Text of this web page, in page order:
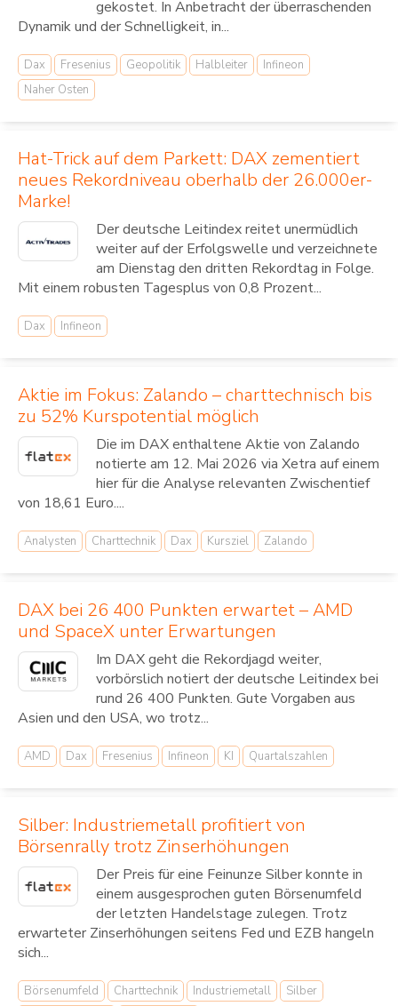
gekostet. In Anbetracht der überraschenden
Dynamik und der Schnelligkeit, in...
Dax Fresenius Geopolitik Halbleiter
Infineon
Naher Osten
Hat-Trick auf dem Parkett: DAX zementiert
neues Rekordniveau oberhalb der 26.000er-
Marke!
Der deutsche Leitindex reitet unermüdlich
weiter auf der Erfolgswelle und verzeichnete
am Dienstag den dritten Rekordtag in Folge.
Mit einem robusten Tagesplus von 0,8 Prozent...
Dax Infineon
Aktie im Fokus: Zalando – charttechnisch bis
zu 52% Kurspotential möglich
Die im DAX enthaltene Aktie von Zalando
notierte am 12. Mai 2026 via Xetra auf einem
hier für die Analyse relevanten Zwischentief
von 18,61 Euro....
Analysten Charttechnik Dax Kursziel Zalando
DAX bei 26 400 Punkten erwartet – AMD
und SpaceX unter Erwartungen
Im DAX geht die Rekordjagd weiter,
vorbörslich notiert der deutsche Leitindex bei
rund 26 400 Punkten. Gute Vorgaben aus
Asien und den USA, wo trotz...
AMD Dax Fresenius Infineon KI Quartalszahlen
Silber: Industriemetall profitiert von
Börsenrally trotz Zinserhöhungen
Der Preis für eine Feinunze Silber konnte in
einem ausgesprochen guten Börsenumfeld
der letzten Handelstage zulegen. Trotz
erwarteter Zinserhöhungen seitens Fed und EZB hangeln
sich...
Börsenumfeld Charttechnik Industriemetall
Silber